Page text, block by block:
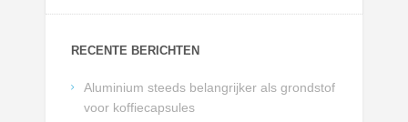
RECENTE BERICHTEN
Aluminium steeds belangrijker als grondstof
voor koffiecapsules